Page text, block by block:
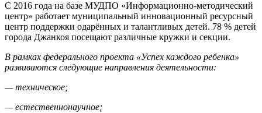
С 2016 года на базе МУДПО «Информационно-методический
центр» работает муниципальный инновационный ресурсный
центр поддержки одарённых и талантливых детей. 78 % детей
города Джанкоя посещают различные кружки и секции.
В рамках федерального проекта «Успех каждого ребенка»
развиваются следующие направления деятельности:
— техническое;
— естественнонаучное;